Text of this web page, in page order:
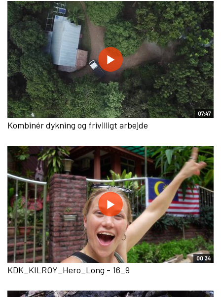
07:47
Kombinér dykning og frivilligt arbejde
00:34
KDK_KILROY_Hero_Long - 16_9